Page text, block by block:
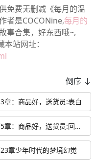
免费无删减《每月的温
者是COCONine,每月的
事合集，好东西哦~,
站网址：
倒序
章：商品好，送货员:表白
第5章：商品好，送货员:回答我
章少年时代的梦境幻觉